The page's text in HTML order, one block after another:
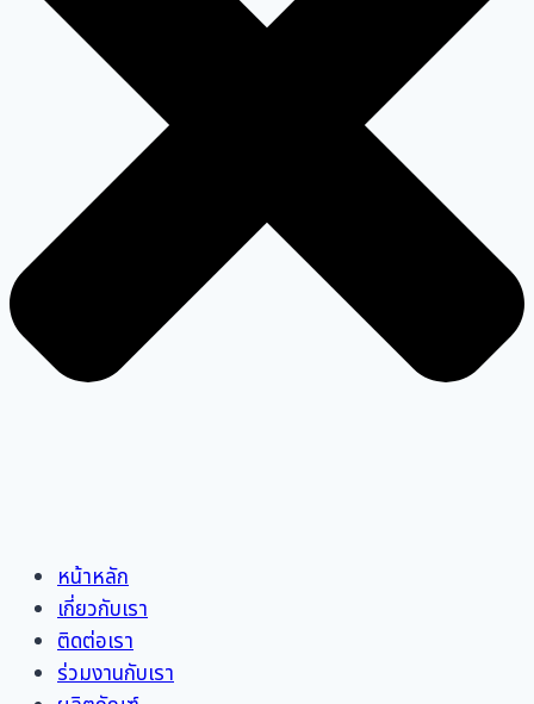
หน้าหลัก
เกี่ยวกับเรา
ติดต่อเรา
ร่วมงานกับเรา